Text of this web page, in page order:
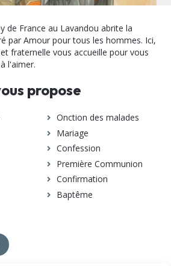
de France au Lavandou abrite la
par Amour pour tous les hommes. Ici,
fraternelle vous accueille pour vous
l'aimer.
propose
Onction des malades
Mariage
Confession
Première Communion
Confirmation
Baptême